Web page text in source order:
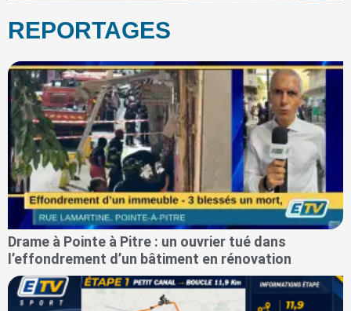
REPORTAGES
Drame à Pointe à Pitre : un ouvrier tué dans
l’effondrement d’un bâtiment en rénovation